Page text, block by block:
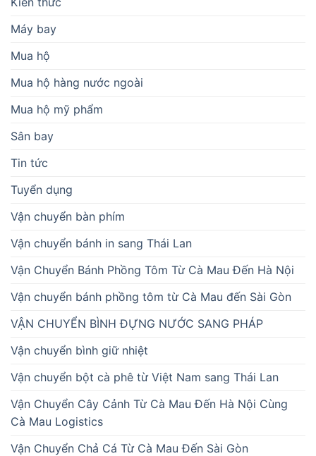
Máy bay
Mua hộ
Mua hộ hàng nước ngoài
Mua hộ mỹ phẩm
Sân bay
Tin tức
Tuyển dụng
Vận chuyển bàn phím
Vận chuyển bánh in sang Thái Lan
Vận Chuyển Bánh Phồng Tôm Từ Cà Mau Đến Hà Nội
Vận chuyển bánh phồng tôm từ Cà Mau đến Sài Gòn
VẬN CHUYỂN BÌNH ĐỰNG NƯỚC SANG PHÁP
Vận chuyển bình giữ nhiệt
Vận chuyển bột cà phê từ Việt Nam sang Thái Lan
Vận Chuyển Cây Cảnh Từ Cà Mau Đến Hà Nội Cùng
Cà Mau Logistics
Vận Chuyển Chả Cá Từ Cà Mau Đến Sài Gòn